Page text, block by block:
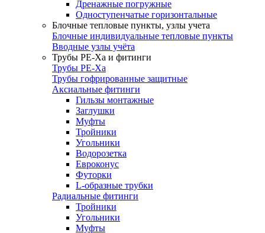
Дренажные погружные
Одноступенчатые горизонтальные
Блочные тепловые пункты, узлы учета
Блочные индивидуальные тепловые пункты
Вводные узлы учёта
Трубы РЕ-Ха и фитинги
Трубы РЕ-Ха
Трубы гофрированные защитные
Аксиальные фитинги
Гильзы монтажные
Заглушки
Муфты
Тройники
Угольники
Водорозетка
Евроконус
Футорки
L-образные трубки
Радиальные фитинги
Тройники
Угольники
Муфты